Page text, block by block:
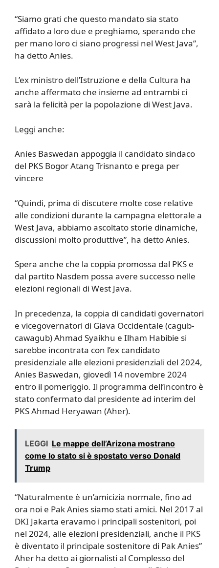
“Siamo grati che questo mandato sia stato
affidato a loro due e preghiamo, sperando che
per mano loro ci siano progressi nel West Java”,
ha detto Anies.
L’ex ministro dell’Istruzione e della Cultura ha
anche affermato che insieme ad entrambi ci
sarà la felicità per la popolazione di West Java.
Leggi anche:
Anies Baswedan appoggia il candidato sindaco
del PKS Bogor Atang Trisnanto e prega per
vincere
“Quindi, prima di discutere molte cose relative
alle condizioni durante la campagna elettorale a
West Java, abbiamo ascoltato storie dinamiche,
discussioni molto produttive”, ha detto Anies.
Spera anche che la coppia promossa dal PKS e
dal partito Nasdem possa avere successo nelle
elezioni regionali di West Java.
In precedenza, la coppia di candidati governatori
e vicegovernatori di Giava Occidentale (cagub-
cawagub) Ahmad Syaikhu e Ilham Habibie si
sarebbe incontrata con l’ex candidato
presidenziale alle elezioni presidenziali del 2024,
Anies Baswedan, giovedì 14 novembre 2024
entro il pomeriggio. Il programma dell’incontro è
stato confermato dal presidente ad interim del
PKS Ahmad Heryawan (Aher).
LEGGI Le mappe dell’Arizona mostrano
come lo stato si è spostato verso Donald
Trump
“Naturalmente è un’amicizia normale, fino ad
ora noi e Pak Anies siamo stati amici. Nel 2017 al
DKI Jakarta eravamo i principali sostenitori, poi
nel 2024, alle elezioni presidenziali, anche il PKS
è diventato il principale sostenitore di Pak Anies”
Aher ha detto ai giornalisti al Complesso del